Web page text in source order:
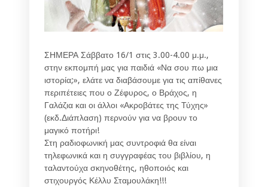
ΣΗΜΕΡΑ Σάββατο 16/1 στις 3.00-4.00 μ.μ.,
στην εκπομπή μας για παιδιά «Να σου πω μια
ιστορία;», ελάτε να διαβάσουμε για τις απίθανες
περιπέτειες που ο Ζέφυρος, ο Βράχος, η
Γαλάζια και οι άλλοι «Ακροβάτες της Τύχης»
(εκδ.Διάπλαση) περνούν για να βρουν το
μαγικό ποτήρι!
Στη ραδιοφωνική μας συντροφιά θα είναι
τηλεφωνικά και η συγγραφέας του βιβλίου, η
ταλαντούχα σκηνοθέτης, ηθοποιός και
στιχουργός Κέλλυ Σταμουλάκη!!!